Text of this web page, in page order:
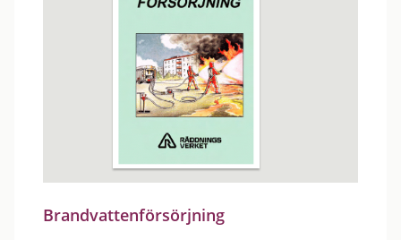
Brandvattenförsörjning